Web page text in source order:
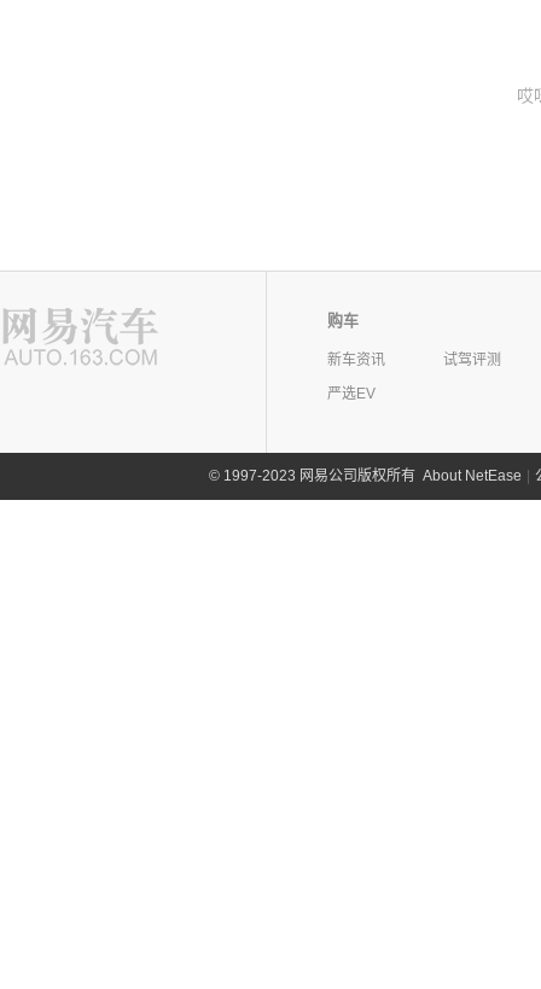
哎
购车
新车资讯
试驾评测
严选EV
©1997-2023 网易公司版权所有 About NetEase